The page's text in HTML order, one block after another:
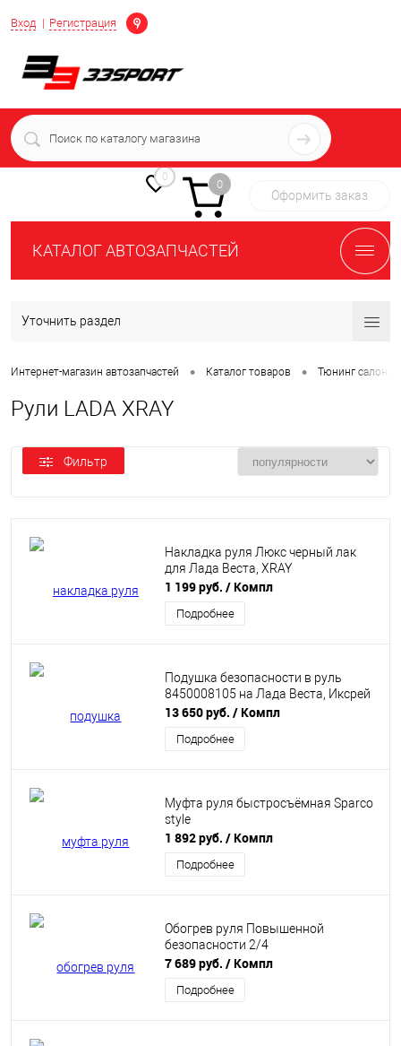
Вход Регистрация
Определение
+7 (939) 716-10-06
пн-пт 7:00-16:00 МСК
0
0
Оформить заказ
КАТАЛОГ АВТОЗАПЧАСТЕЙ
Уточнить раздел
Интернет-магазин автозапчастей • Каталог товаров • Тюнинг салона
Рули LADA XRAY
Фильтр
Накладка руля Люкс черный лак
для Лада Веста, XRAY
1 199 руб. / Компл
Подробнее
Подушка безопасности в руль
8450008105 на Лада Веста, Иксрей
13 650 руб. / Компл
Подробнее
Муфта руля быстросъёмная Sparco
style
1 892 руб. / Компл
Подробнее
Обогрев руля Повышенной
безопасности 2/4
7 689 руб. / Компл
Подробнее